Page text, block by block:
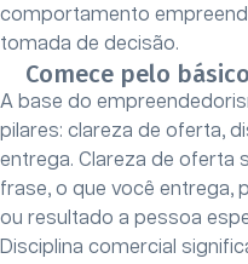
comportamento
tomada de decisão.
Comece pelo
A base do
pilares: clareza de oferta,
entrega. Clareza de oferta
frase, o que você entrega,
ou resultado a pessoa
Disciplina comercial